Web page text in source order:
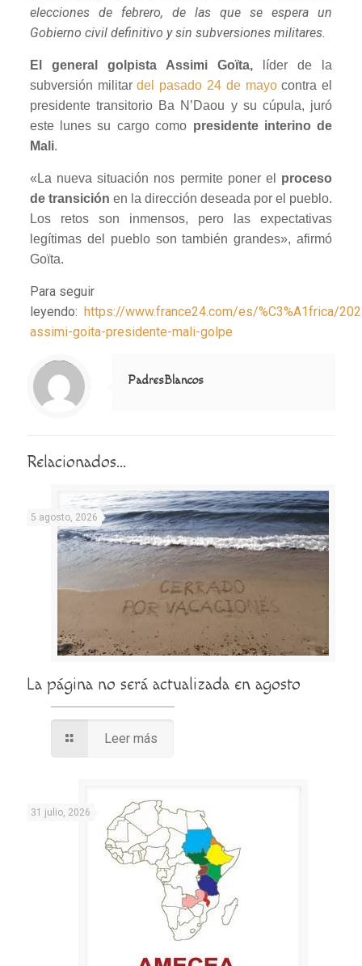
elecciones de febrero, de las que se espera un
Gobierno civil definitivo y sin subversiones militares.
El general golpista Assimi Goïta, líder de la
subversión militardel pasado 24 de mayocontra el
presidente transitorio Ba N’Daou y su cúpula, juró
este lunes su cargo como presidente interino de
Mali.
«La nueva situación nos permite poner el proceso
de transición en la dirección deseada por el pueblo.
Los retos son inmensos, pero las expectativas
legítimas del pueblo son también grandes», afirmó
Goïta.
Para seguir
leyendo: https://www.france24.com/es/%C3%A1frica/
assimi-goita-presidente-mali-golpe
Notice
: Trying to access array offset on value of type null in
/home/misioner/public_html/padresblancos/themes/betheme/includes/content-single.php
on line
286
PadresBlancos
Relacionados...
5 agosto, 2026
La página no será actualizada en agosto
Leer más
31 julio, 2026